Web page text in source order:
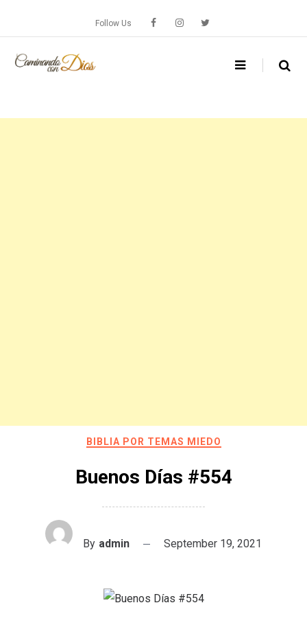
content
Follow Us
BIBLIA POR TEMAS MIEDO
Buenos Días #554
By admin September 19, 2021